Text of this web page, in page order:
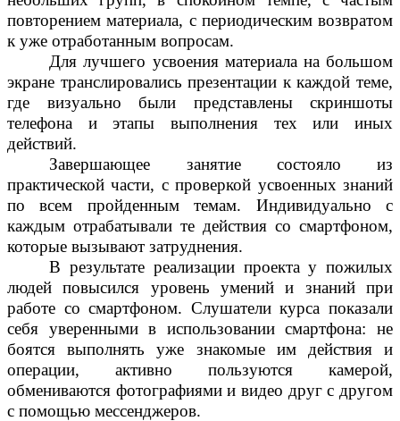
повторением материала, с периодическим возвратом
к уже отработанным вопросам.
Для лучшего усвоения материала на большом
экране транслировались презентации к каждой теме,
где визуально были представлены скриншоты
телефона и этапы выполнения тех или иных
действий.
Завершающее занятие состояло из
практической части, с проверкой усвоенных знаний
по всем пройденным темам. Индивидуально с
каждым отрабатывали те действия со смартфоном,
которые вызывают затруднения.
В результате реализации проекта у пожилых
людей повысился уровень умений и знаний при
работе со смартфоном. Слушатели курса показали
себя уверенными в использовании смартфона: не
боятся выполнять уже знакомые им действия и
операции, активно пользуются камерой,
обмениваются фотографиями и видео друг с другом
с помощью мессенджеров.